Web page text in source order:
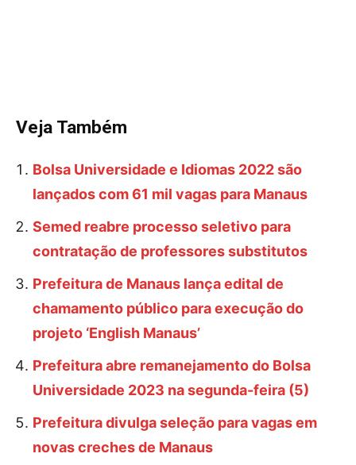
Veja Também
Bolsa Universidade e Idiomas 2022 são
lançados com 61 mil vagas para Manaus
Semed reabre processo seletivo para
contratação de professores substitutos
Prefeitura de Manaus lança edital de
chamamento público para execução do
projeto ‘English Manaus’
Prefeitura abre remanejamento do Bolsa
Universidade 2023 na segunda-feira (5)
Prefeitura divulga seleção para vagas em
novas creches de Manaus